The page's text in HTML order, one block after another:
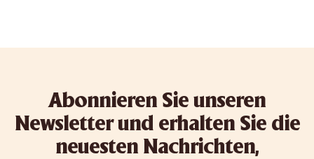
Abonnieren Sie unseren
Newsletter und erhalten Sie die
neuesten Nachrichten,